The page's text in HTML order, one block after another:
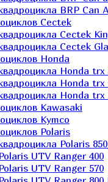
BRP Can
Cectek
Cectek
Cectek
Honda
Honda trx
Honda trx
Honda trx
Kawasaki
Kymco
Polaris
Polaris
UTV Ranger 400
UTV Ranger 570